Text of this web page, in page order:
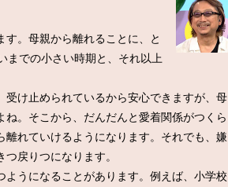
。母親から離れることに、と
までの小さい時期と、それ以上
け止められているから安心できますが、母
。そこから、だんだんと愛着関係がつくら
れていけるようになります。それでも、嫌
戻りつになります。
うになることがあります。例えば、小学校